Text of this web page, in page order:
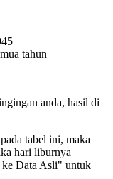
tahun
anda, hasil di
tabel ini, maka
hari liburnya
Data Asli" untuk